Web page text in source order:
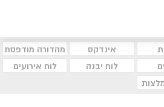
אינדקס
מהדורה מודפסת
לוח יבנה
לוח אירועים